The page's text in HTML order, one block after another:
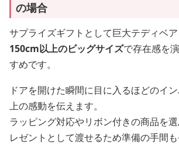
の場合
サプライズギフトとして巨大テディベア
150cm以上のビッグサイズで存在感を
すめです。
ドアを開けた瞬間に目に入るほどのイ
上の感動を伝えます。
ラッピング対応やリボン付きの商品を
レゼントとして渡せるため準備の手間も